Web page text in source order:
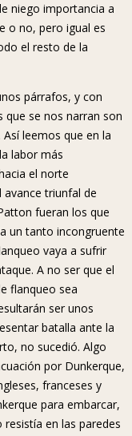
niego importancia a
o no, pero igual es
el resto de la
párrafos, y con
que se nos narran son
leemos que en la
labor más
el norte
triunfal de
fueran los que
un tanto incongruente
vaya a sufrir
A no ser que el
flanqueo sea
ser unos
batalla ante la
no sucedió. Algo
por Dunkerque,
franceses y
para embarcar,
en las paredes